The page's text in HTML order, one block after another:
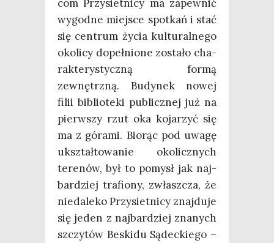
com Przy­siet­ni­cy ma zapew­nić
wygod­ne miej­sce spo­tkań i stać
się cen­trum życia kul­tu­ral­ne­go
oko­li­cy dopeł­nio­ne zosta­ło cha­
rak­te­ry­stycz­ną for­mą
zewnętrz­ną. Budy­nek nowej
filii biblio­te­ki publicz­nej już na
pierw­szy rzut oka koja­rzyć się
ma z góra­mi. Bio­rąc pod uwa­gę
ukształ­to­wa­nie oko­licz­nych
tere­nów, był to pomysł jak naj­
bar­dziej tra­fio­ny, zwłasz­cza, że
nie­da­le­ko Przy­siet­ni­cy znaj­du­je
się jeden z naj­bar­dziej zna­nych
szczy­tów Beski­du Sądec­kie­go –